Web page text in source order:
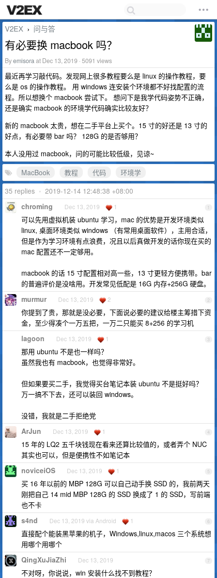
V2EX › 问与答
有必要换 macbook 吗？
Byemisoraat Dec 13, 2019 · 5091 views
最近再学习敲代码。发现网上很多教程要么是 linux 的操作教程，要
么是 os 的操作教程。 用 windows 连安装个环境都不好找配置的流
程。所以想换个 macbook 尝试下。 想问下是我学代码姿势不正确，
还是确实 macbook 的环境学代码确实比较友好？
新的 macbook 太贵，想在二手平台上买个。15 寸的好还是 13 寸的
好点，有必要带 bar 吗？ 128G 的是否够用？
本人没用过 macbook，问的可能比较低级，见谅~
MacBook
教程 代码
环境学
35 replies • 2019-12-14 12:48:38 +08:00
1
chroming Dec 13, 2019 1
可以先用虚拟机装 ubuntu 学习，mac 的优势是开发环境类似
linux, 桌面环境类似 windows （有常用桌面软件），主用合适，
但是作为学习环境有点浪费，况且以后真做开发的话你现在买的
mac 配置还不一定够用。
macbook 的话 15 寸配置相对高一些，13 寸更轻方便携带。bar
的普遍评价是没啥用。开发常见低配是 16G 内存+256G 硬盘。
2
murmur Dec 13, 2019 2
你提到了贵，那就是没必要，下面说必要的建议给楼主筹措下资
金，至少得凑个一万五把，一万二只能买 8+256 的学习机
3
lagoon Dec 13, 2019 1
那用 ubuntu 不是也一样吗？
虽然我也有 macbook，也觉得非常好。
但如果要买二手，我觉得买台笔记本装 ubuntu 不是挺好吗？
万一搞不下去，还可以装回 windows。
没错，我就是二手拒绝党
4
ArJun Dec 13, 2019 1
15 年的 LQ2 五千块钱现在看来还算比较值的，或者弄个 NUC
其实也可以，但是便携性不如笔记本
5
noviceiOS Dec 13, 2019 1
买 16 年以前的 MBP 128G 可以自己动手换 SSD 的，我前两天
刚把自己 14 mid MBP 128G 的 SSD 换成了 1 的 SSD，写前端
也不卡
6
s4nd Dec 13, 2019 via Android 1
直接配个能装黑苹果的机子，Windows,linux,macos 三个系统想
用哪个用哪个
7
QingXuJiaZhi Dec 13, 2019
不对呀，你说说，win 安装什么找不到教程？